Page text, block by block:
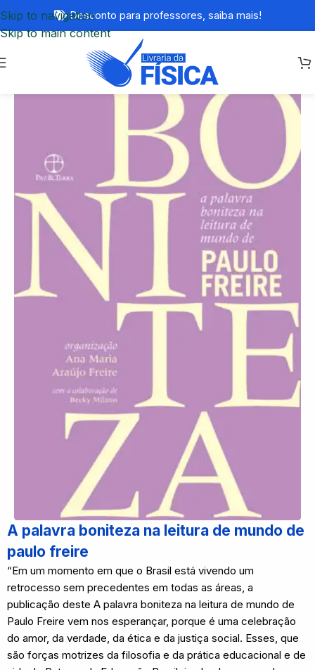
Skip to navigation
Skip to main content
Desconto para professores, saiba mais!
A palavra boniteza na leitura de mundo de
paulo freire
“Em um momento em que o Brasil está vivendo um
retrocesso sem precedentes em todas as áreas, a
publicação deste A palavra boniteza na leitura de mundo de
Paulo Freire vem nos esperançar, porque é uma celebração
do amor, da verdade, da ética e da justiça social. Esses, que
são forças motrizes da filosofia e da prática educacional e de